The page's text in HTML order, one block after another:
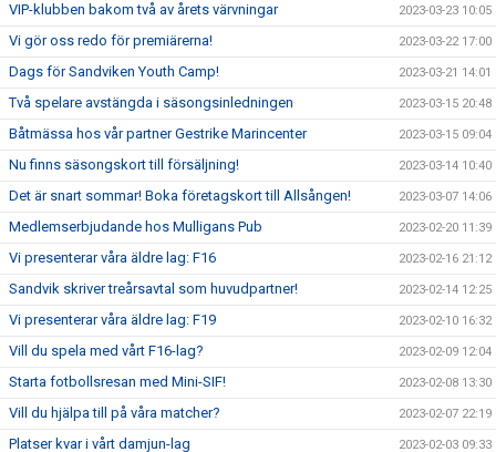
VIP-klubben bakom två av årets värvningar 2023-03-23 10:05
Vi gör oss redo för premiärerna! 2023-03-22 17:00
Dags för Sandviken Youth Camp! 2023-03-21 14:01
Två spelare avstängda i säsongsinledningen 2023-03-15 20:48
Båtmässa hos vår partner Gestrike Marincenter 2023-03-15 09:04
Nu finns säsongskort till försäljning! 2023-03-14 10:40
Det är snart sommar! Boka företagskort till Allsången! 2023-03-07 14:06
Medlemserbjudande hos Mulligans Pub 2023-02-20 11:39
Vi presenterar våra äldre lag: F16 2023-02-16 21:12
Sandvik skriver treårsavtal som huvudpartner! 2023-02-14 12:25
Vi presenterar våra äldre lag: F19 2023-02-10 16:32
Vill du spela med vårt F16-lag? 2023-02-09 12:04
Starta fotbollsresan med Mini-SIF! 2023-02-08 13:30
Vill du hjälpa till på våra matcher? 2023-02-07 22:19
Platser kvar i vårt damjun-lag 2023-02-03 09:33